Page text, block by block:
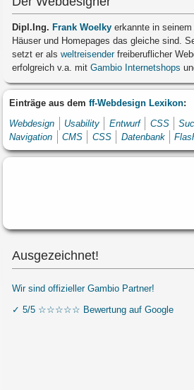
Dipl.Ing.Frank Woelky erkannte in seinem
Häuser und Homepages das gleiche sind.
setzt er alsweltreisenderfreiberuflicher
erfolgreich v.a. mitGambio Internetshops
Einträge aus demff-Webdesign Lexikon:
Webdesign
Usability Entwurf CSS
Navigation
CMS CSS Datenbank
Ausgezeichnet!
Wir sind offizieller Gambio Partner!
✓ 5/5 ☆☆☆☆☆ Bewertung auf Google